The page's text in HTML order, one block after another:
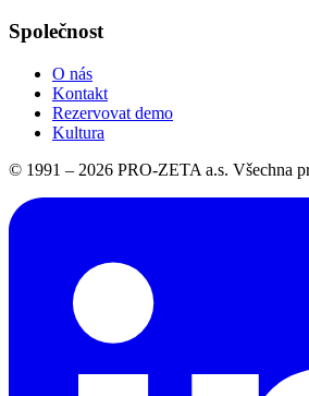
Společnost
O nás
Kontakt
Rezervovat demo
Kultura
© 1991 – 2026 PRO-ZETA a.s. Všechna